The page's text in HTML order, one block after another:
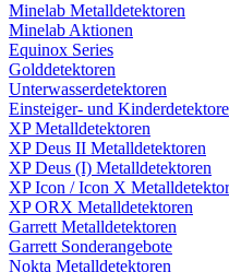
Minelab Metalldetektoren
Minelab Aktionen
Equinox Series
Golddetektoren
Unterwasserdetektoren
Einsteiger- und
XP Metalldetektoren
XP Deus II Metalldetektoren
XP Deus (I) Metalldetektoren
XP Icon / Icon X
XP ORX Metalldetektoren
Garrett Metalldetektoren
Garrett Sonderangebote
Nokta Metalldetektoren